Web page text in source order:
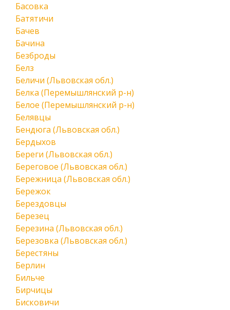
Басовка
Батятичи
Бачев
Бачина
Безброды
Белз
Беличи (Львовская обл.)
Белка (Перемышлянский р-н)
Белое (Перемышлянский р-н)
Белявцы
Бендюга (Львовская обл.)
Бердыхов
Береги (Львовская обл.)
Береговое (Львовская обл.)
Бережница (Львовская обл.)
Бережок
Берездовцы
Березец
Березина (Львовская обл.)
Березовка (Львовская обл.)
Берестяны
Берлин
Бильче
Бирчицы
Бисковичи